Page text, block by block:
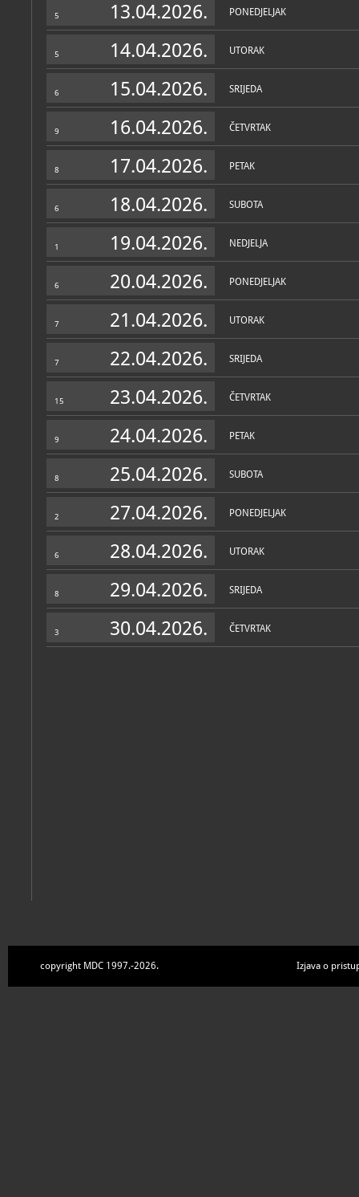
5 13.04.2026. PONEDJELJAK
5 14.04.2026. UTORAK
6 15.04.2026. SRIJEDA
9 16.04.2026. ČETVRTAK
8 17.04.2026. PETAK
6 18.04.2026. SUBOTA
1 19.04.2026. NEDJELJA
6 20.04.2026. PONEDJELJAK
7 21.04.2026. UTORAK
7 22.04.2026. SRIJEDA
15 23.04.2026. ČETVRTAK
9 24.04.2026. PETAK
8 25.04.2026. SUBOTA
2 27.04.2026. PONEDJELJAK
6 28.04.2026. UTORAK
8 29.04.2026. SRIJEDA
3 30.04.2026. ČETVRTAK
copyright MDC 1997.-2026. Izjava o